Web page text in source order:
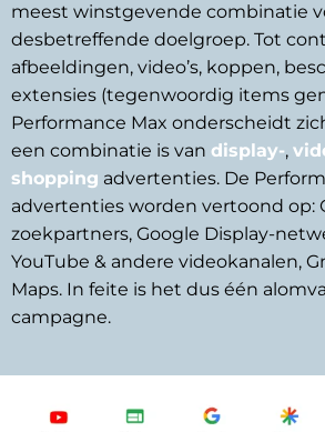
meest winstgevende combinatie
desbetreffende doelgroep. Tot
afbeeldingen, video’s, koppen,
extensies (tegenwoordig items
Performance Max onderscheidt
een combinatie is van display-,
shopping advertenties. De
advertenties worden vertoond op:
zoekpartners, Google Display-
YouTube & andere videokanalen,
Maps. In feite is het dus één
campagne.